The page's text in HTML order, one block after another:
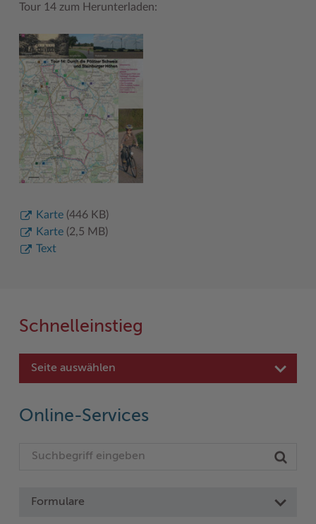
Tour 14 zum Herunterladen:
Karte(446 KB)
Karte(2,5 MB)
Text
Schnelleinstieg
Seite auswählen
Online-Services
Formulare